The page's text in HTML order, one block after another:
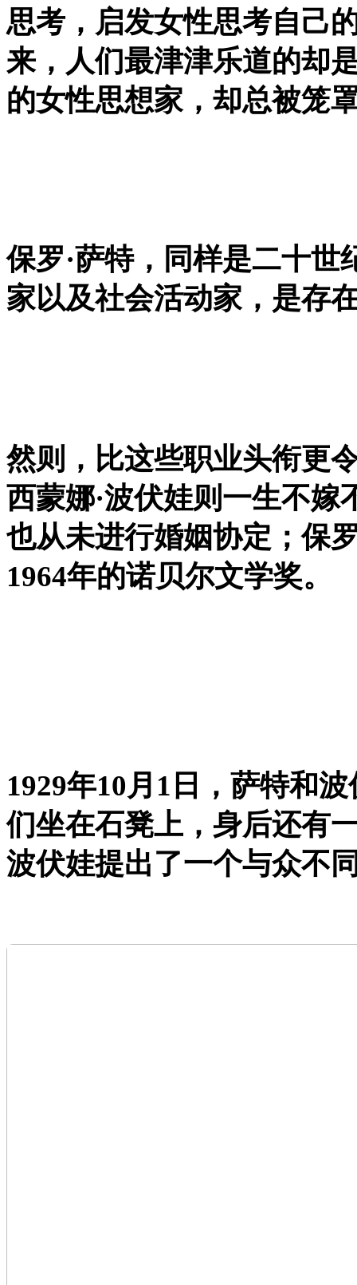
思考，启发女性思考自己
来，人们最津津乐道的却
的女性思想家，却总被笼
保罗·萨特，同样是二十
家以及社会活动家，是存
然则，比这些职业头衔更
西蒙娜·波伏娃则一生不嫁
也从未进行婚姻协定；保
1964年的诺贝尔文学奖。
1929年10月1日，萨特和
们坐在石凳上，身后还有
波伏娃提出了一个与众不